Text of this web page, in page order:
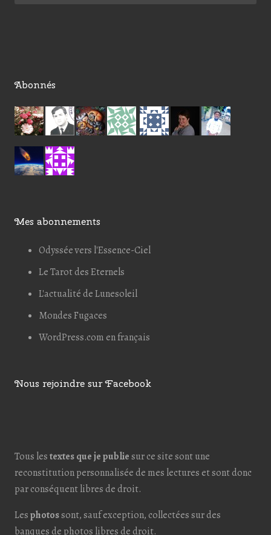
Abonnés
Mes abonnements
Odyssée vers l'Essence-Ciel
Le Tarot des Eternels
L'actualité de Lunesoleil
Mondes Fugaces
WordPress.com en français
Nous rejoindre sur Facebook
Tous lestextes que je publiesur ce site sont une
reconstitution personnalisée de mes lectures et sont donc
par conséquent libres de droit.
Lesphotossont, sauf exception, collectées sur des
banques de photos libres de droit.